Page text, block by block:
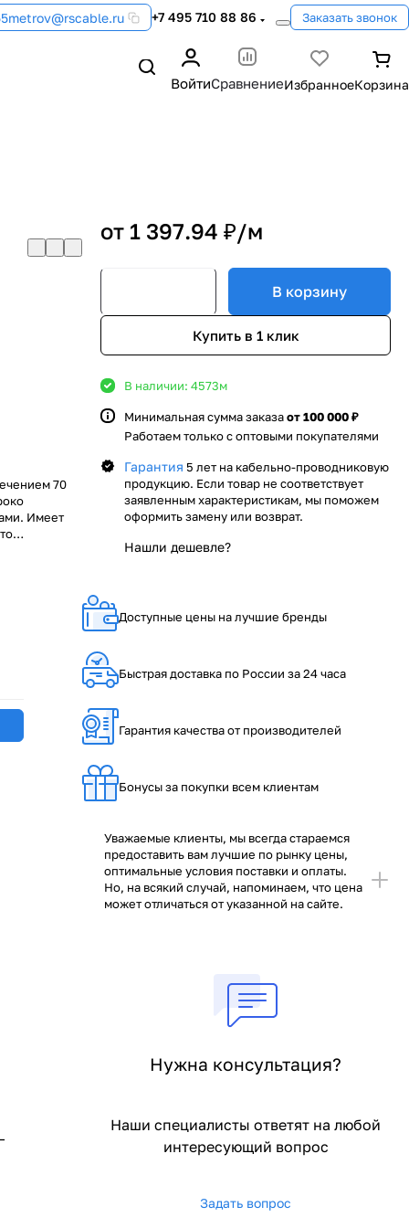
+7 495 710 88 86 Заказать звонок
ВойтиСравнение
70
Имеет
от 1 397.94 ₽/м
В корзину
Купить в 1 клик
В наличии: 4573м
Минимальная сумма заказаот 100 000 ₽
Работаем только с оптовыми покупателями
Гарантия 5 лет на кабельно-проводниковую
продукцию. Если товар не соответствует
заявленным характеристикам, мы поможем
оформить замену или возврат.
Нашли дешевле?
Доступные цены на лучшие бренды
Быстрая доставка по России за 24 часа
Гарантия качества от производителей
Бонусы за покупки всем клиентам
Уважаемые клиенты, мы всегда стараемся
предоставить вам лучшие по рынку цены,
оптимальные условия поставки и оплаты.
Но, на всякий случай, напоминаем, что цена
может отличаться от указанной на сайте.
Нужна консультация?
Наши специалисты ответят на любой
интересующий вопрос
Задать вопрос